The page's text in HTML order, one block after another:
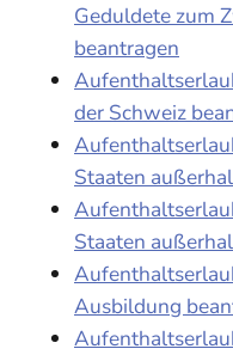
Geduldete zum
beantragen
der Schweiz
Staaten
Staaten
Ausbildung